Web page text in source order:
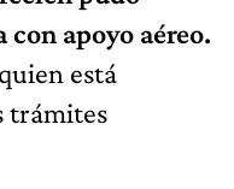
con apoyo aéreo.
está
trámites